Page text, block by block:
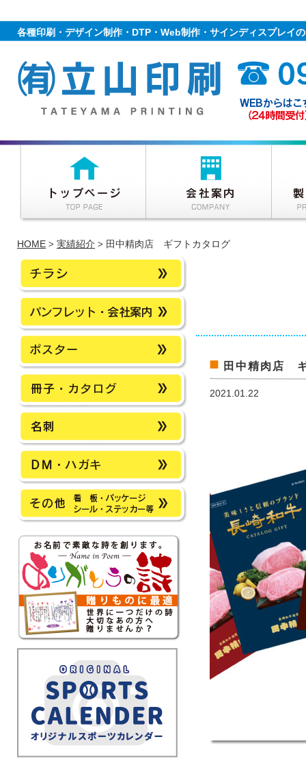
各種印刷・デザイン制作・DTP・Web制作・サインディスプレイ
HOME > 実績紹介 > 田中精肉店 ギフトカタログ
田中精肉店
2021.01.22